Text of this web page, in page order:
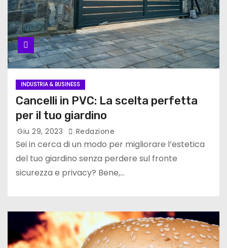
INDUSTRIA & BUSINESS
Cancelli in PVC: La scelta perfetta
per il tuo giardino
Giu 29, 2023 Redazione
Sei in cerca di un modo per migliorare l’estetica
del tuo giardino senza perdere sul fronte
sicurezza e privacy? Bene,…